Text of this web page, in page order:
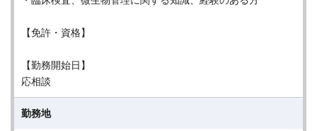
【免許・資格】
【勤務開始日】
応相談
勤務地